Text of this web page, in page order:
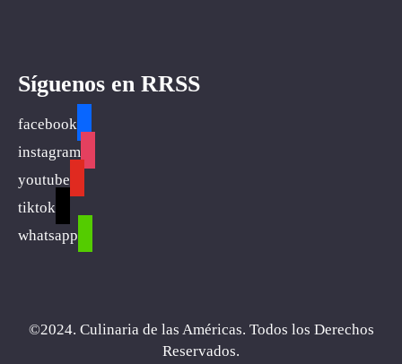
Síguenos en RRSS
facebook
instagram
youtube
tiktok
whatsapp
©2024. Culinaria de las Américas. Todos los Derechos
Reservados.